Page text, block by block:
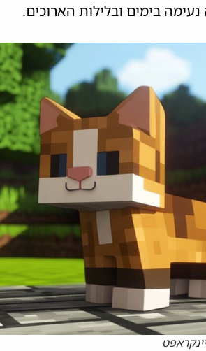
בימים ובלילות הארוכים.